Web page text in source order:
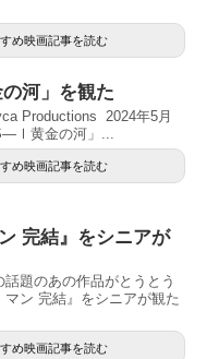
め映画記事を読む
河」を観た
Productions 2024年5月
黄金の河」...
め映画記事を読む
完結』をシニアが
話題のあの作品がとうとう
ン 完結』をシニアが観た
め映画記事を読む